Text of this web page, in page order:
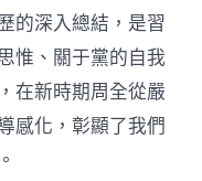
的深入總結，是習
惟、關于黨的自我
在新時期周全從嚴
感化，彰顯了我們